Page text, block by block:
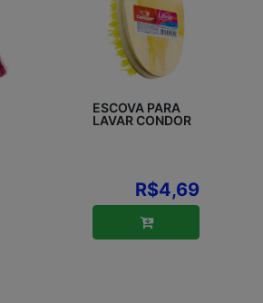
ESCOVA PARA
LAVAR CONDOR
R$4,69